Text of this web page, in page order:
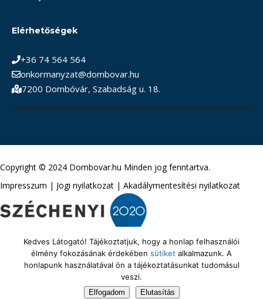
Elérhetőségek
+36 74 564 564
onkormanyzat@dombovar.hu
7200 Dombóvár, Szabadság u. 18.
Copyright © 2024 Dombovar.hu Minden jog fenntartva.
Impresszum | Jogi nyilatkozat | Akadálymentesítési nyilatkozat
Kedves Látogató! Tájékoztatjuk, hogy a honlap felhasználói
élmény fokozásának érdekében sütiket alkalmazunk. A
honlapunk használatával ön a tájékoztatásunkat tudomásul
veszi.
Elfogadom Elutasítás